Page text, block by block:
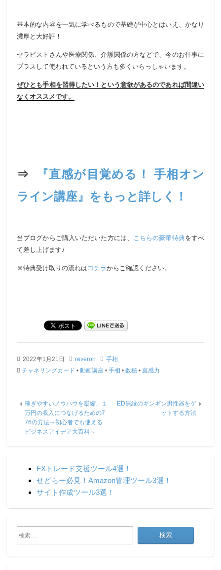
基本的な内容を一気に学べるもので基礎が中心とはいえ、かなり
濃厚と大好評！
セラピストさんや医療関係、介護関係の方などで、今のお仕事に
プラスして使われているという方も多くいらっしゃいます。
ぜひとも手相を習得したい！という意欲があるのであれば間違い
なくオススメです。
⇒
『直感が目覚める！ 手相オン
ライン講座』をもっと詳しく！
当ブログからご購入いただいた方には、 こちらの豪華特典をすべ
て差し上げます♪
※特典受け取りの流れは コチラからご確認ください。
2022年1月21日 reveron
手相
チャネリングカード • 動画講座 • 手相 • 数秘 • 直感力
稼ぎやすいノウハウを凝縮、１
万円の収入につなげるための7
76の方法～初心者でも使える
ビジネスアイデア大百科～
ED無縁のギンギン男性器をゲ
ットする方法
FXトレード支援ツール4選！
せどらー必見！Amazon管理ツール3選！
サイト作成ツール3選！
検
索: